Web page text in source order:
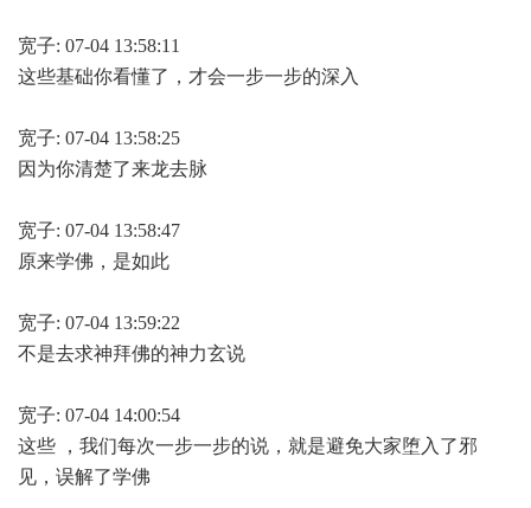
宽子: 07-04 13:58:11
这些基础你看懂了，才会一步一步的深入
宽子: 07-04 13:58:25
因为你清楚了来龙去脉
宽子: 07-04 13:58:47
原来学佛，是如此
宽子: 07-04 13:59:22
不是去求神拜佛的神力玄说
宽子: 07-04 14:00:54
这些 ，我们每次一步一步的说，就是避免大家堕入了邪
见，误解了学佛